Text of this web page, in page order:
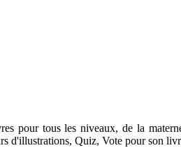
pour tous les niveaux, de la
d'illustrations, Quiz, Vote pour son